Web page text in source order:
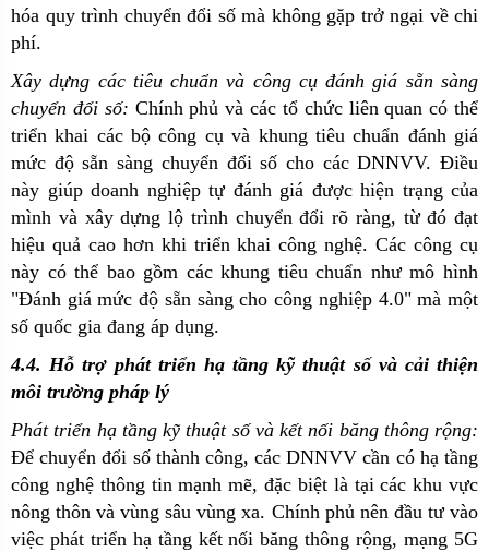
hóa quy trình chuyển đổi số mà không gặp trở ngại về chi
phí.
Xây dựng các tiêu chuẩn và công cụ đánh giá sẵn sàng
chuyển đổi số: Chính phủ và các tổ chức liên quan có thể
triển khai các bộ công cụ và khung tiêu chuẩn đánh giá
mức độ sẵn sàng chuyển đổi số cho các DNNVV. Điều
này giúp doanh nghiệp tự đánh giá được hiện trạng của
mình và xây dựng lộ trình chuyển đổi rõ ràng, từ đó đạt
hiệu quả cao hơn khi triển khai công nghệ. Các công cụ
này có thể bao gồm các khung tiêu chuẩn như mô hình
"Đánh giá mức độ sẵn sàng cho công nghiệp 4.0" mà một
số quốc gia đang áp dụng.
4.4. Hỗ trợ phát triển hạ tầng kỹ thuật số và cải thiện
môi trường pháp lý
Phát triển hạ tầng kỹ thuật số và kết nối băng thông rộng:
Để chuyển đổi số thành công, các DNNVV cần có hạ tầng
công nghệ thông tin mạnh mẽ, đặc biệt là tại các khu vực
nông thôn và vùng sâu vùng xa. Chính phủ nên đầu tư vào
việc phát triển hạ tầng kết nối băng thông rộng, mạng 5G